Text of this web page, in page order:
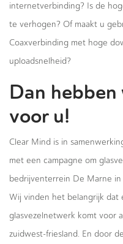
internetverbinding? Is de
te verhogen? Of maakt u
Coaxverbinding met hoge
uploadsnelheid?
Dan
voor u!
Clear Mind is in
met een campagne om
bedrijventerrein De Marne
Wij vinden het belangrijk dat
glasvezelnetwerk komt voor
zuidwest-friesland. En door